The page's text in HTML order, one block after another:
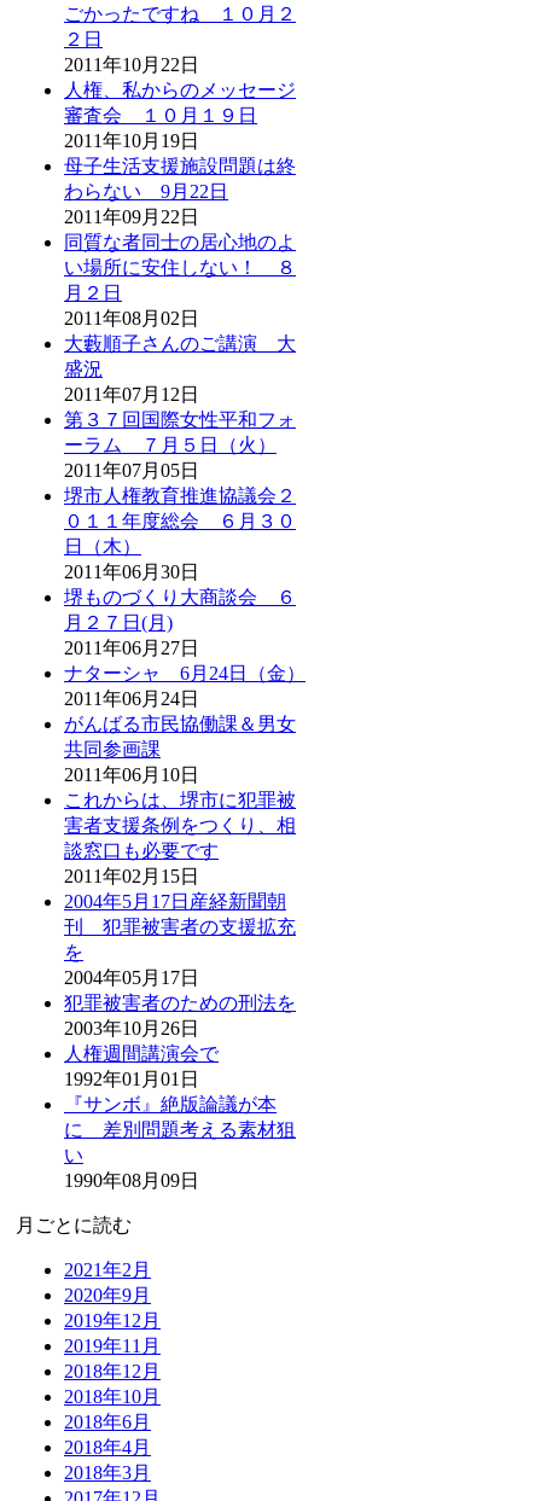
ごかったですね １０月２
２日
2011年10月22日
人権、私からのメッセージ
審査会 １０月１９日
2011年10月19日
母子生活支援施設問題は終
わらない 9月22日
2011年09月22日
同質な者同士の居心地のよ
い場所に安住しない！ ８
月２日
2011年08月02日
大藪順子さんのご講演 大
盛況
2011年07月12日
第３７回国際女性平和フォ
ーラム ７月５日（火）
2011年07月05日
堺市人権教育推進協議会２
０１１年度総会 ６月３０
日（木）
2011年06月30日
堺ものづくり大商談会 ６
月２７日(月)
2011年06月27日
ナターシャ 6月24日（金）
2011年06月24日
がんばる市民協働課＆男女
共同参画課
2011年06月10日
これからは、堺市に犯罪被
害者支援条例をつくり、相
談窓口も必要です
2011年02月15日
2004年5月17日産経新聞朝
刊 犯罪被害者の支援拡充
を
2004年05月17日
犯罪被害者のための刑法を
2003年10月26日
人権週間講演会で
1992年01月01日
『サンボ』絶版論議が本
に 差別問題考える素材狙
い
1990年08月09日
月ごとに読む
2021年2月
2020年9月
2019年12月
2019年11月
2018年12月
2018年10月
2018年6月
2018年4月
2018年3月